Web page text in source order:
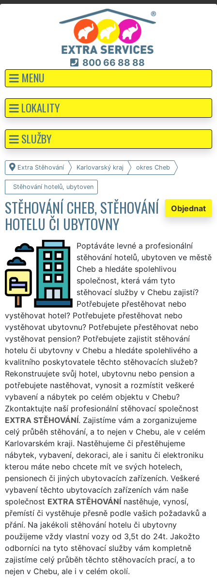
800 66 88 88
MENU
Extra Stěhování Karlovarský kraj okres Cheb
Stěhování hotelů, ubytoven
Objednat
STĚHOVÁNÍ CHEB, STĚHOVÁNÍ
HOTELU ČI UBYTOVNY
Poptáváte levné a profesionální
stěhování hotelů, ubytoven ve městě
Cheb a hledáte spolehlivou
společnost, která vám tyto
stěhovací služby v Chebu zajistí?
Potřebujete přestěhovat nebo
vystěhovat hotel? Potřebujete přestěhovat nebo
vystěhovat ubytovnu? Potřebujete přestěhovat nebo
vystěhovat pension? Potřebujete zajistit stěhování
hotelu či ubytovny v Chebu a hledáte spolehlivého a
kvalitního poskytovatele těchto stěhovacích služeb?
Rekonstruujete svůj hotel, ubytovnu nebo pension a
potřebujete nastěhovat, vynosit a rozmístit veškeré
vybavení a nábytek po celém objektu v Chebu?
Zkontaktujte naší profesionální stěhovací společnost
EXTRA STĚHOVÁNÍ. Zajistíme vám a zorganizujeme
celý průběh stěhování, a to nejen v Chebu, ale v celém
Karlovarském kraji. Nastěhujeme či přestěhujeme
nábytek, vybavení, dekoraci, ale i sanitu či elektroniku
kterou máte nebo chcete mít ve svých hotelech,
pensionech či jiných ubytovacích zařízeních. Veškeré
vybavení těchto ubytovacích zařízeních vám naše
společnost EXTRA STĚHOVÁNÍ nastěhuje, vynosí,
přemístí či vystěhuje přesně podle vašich požadavků a
přání. Na jakékoli stěhování hotelu či ubytovny
použijeme vždy vlastní vozy od 3,5t do 24t. Jakožto
odborníci na tyto stěhovací služby vám kompletně
zajistíme celý průběh těchto stěhovacích prací, a to
nejen v Chebu, ale i v celém okolí.
LOKALITY
SLUŽBY